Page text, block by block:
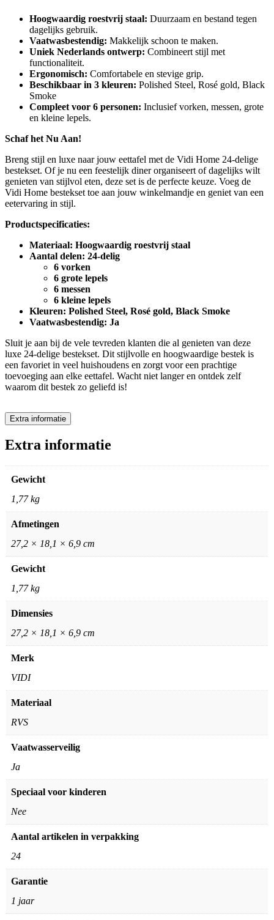
Hoogwaardig roestvrij staal: Duurzaam en bestand tegen
dagelijks gebruik.
Vaatwasbestendig: Makkelijk schoon te maken.
Uniek Nederlands ontwerp: Combineert stijl met
functionaliteit.
Ergonomisch: Comfortabele en stevige grip.
Beschikbaar in 3 kleuren: Polished Steel, Rosé gold, Black
Smoke
Compleet voor 6 personen: Inclusief vorken, messen, grote
en kleine lepels.
Schaf het Nu Aan!
Breng stijl en luxe naar jouw eettafel met de Vidi Home 24-delige
bestekset. Of je nu een feestelijk diner organiseert of dagelijks wilt
genieten van stijlvol eten, deze set is de perfecte keuze. Voeg de
Vidi Home bestekset toe aan jouw winkelmandje en geniet van een
eetervaring in stijl.
Productspecificaties:
Materiaal: Hoogwaardig roestvrij staal
Aantal delen: 24-delig
6 vorken
6 grote lepels
6 messen
6 kleine lepels
Kleuren: Polished Steel, Rosé gold, Black Smoke
Vaatwasbestendig: Ja
Sluit je aan bij de vele tevreden klanten die al genieten van deze
luxe 24-delige bestekset. Dit stijlvolle en hoogwaardige bestek is
een favoriet in veel huishoudens en zorgt voor een prachtige
toevoeging aan elke eettafel. Wacht niet langer en ontdek zelf
waarom dit bestek zo geliefd is!
Extra informatie
Extra informatie
Gewicht
1,77 kg
Afmetingen
27,2 × 18,1 × 6,9 cm
Gewicht
1,77 kg
Dimensies
27,2 × 18,1 × 6,9 cm
Merk
VIDI
Materiaal
RVS
Vaatwasserveilig
Ja
Speciaal voor kinderen
Nee
Aantal artikelen in verpakking
24
Garantie
1 jaar